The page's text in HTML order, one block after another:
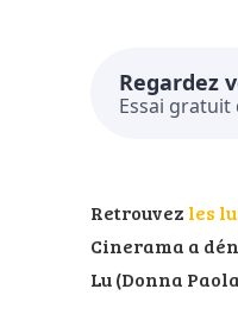
Regardez
Essai gratuit
Retrouvez les
Cinerama a
Lu (Donna